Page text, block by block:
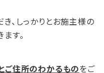
、しっかりとお施主様の
す。
ご住所のわかるものをご